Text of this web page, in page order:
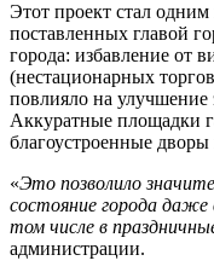
Этот проект стал одним
поставленных главой
города: избавление от
(нестационарных
повлияло на улучшение
Аккуратные площадки
благоустроенные
«Это позволило
состояние города даже
том числе в
администрации.